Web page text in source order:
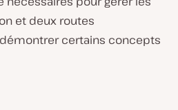
et deux routes
certains concepts